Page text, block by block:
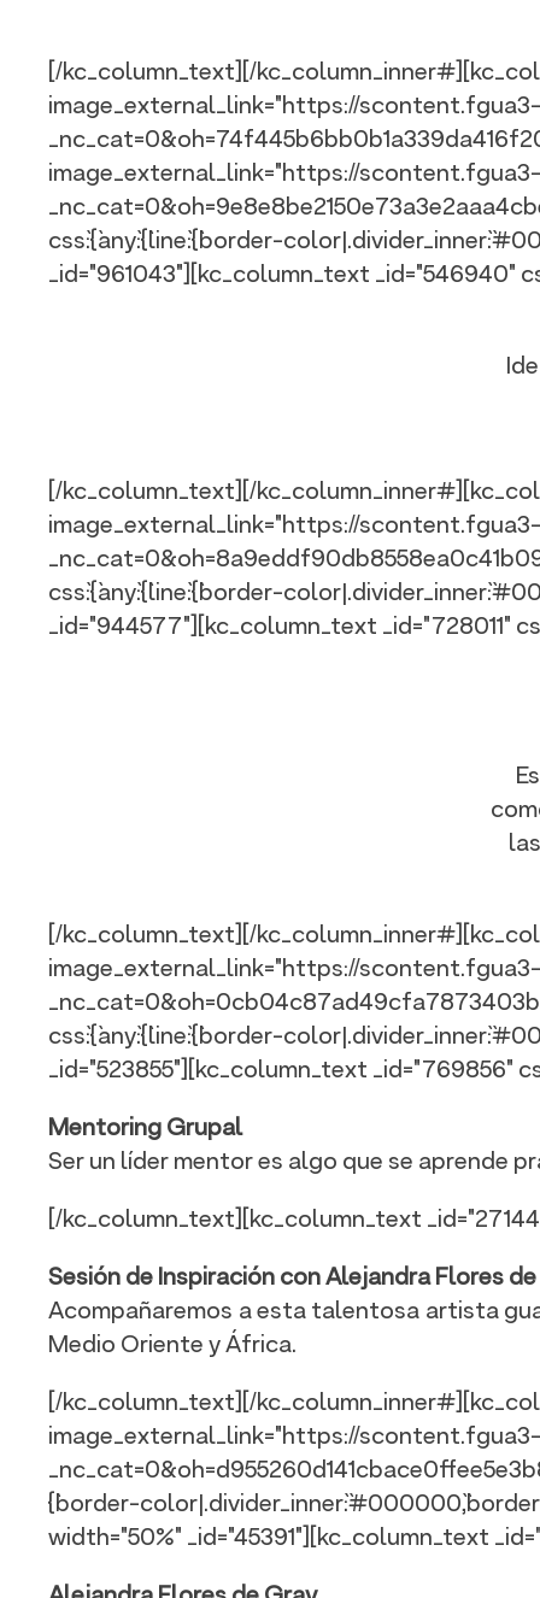
[/kc_column_text][/
image_external_link="https://
image_external_link="https://
css`:{`any`:{`line`:{`border-
_id="961043"][kc_column_text _id="546940"
[/kc_column_text][/
image_external_link="https://
css`:{`any`:{`line`:{`border-
_id="944577"][kc_column_text _id="728011"
[/kc_column_text][/
image_external_link="https://scontent.fgua3-
css`:{`any`:{`line`:{`border-
_id="523855"][kc_column_text _id="769856"
Mentoring Grupal
Ser un líder mentor es algo que se aprende
[/kc_column_text][kc_column_text
Sesión de Inspiración con Alejandra Flores
Acompañaremos a esta talentosa artista
Medio Oriente y África.
[/kc_column_text][/
image_external_link="https://
{`border-
width="50%" _id="45391"][kc_column_text